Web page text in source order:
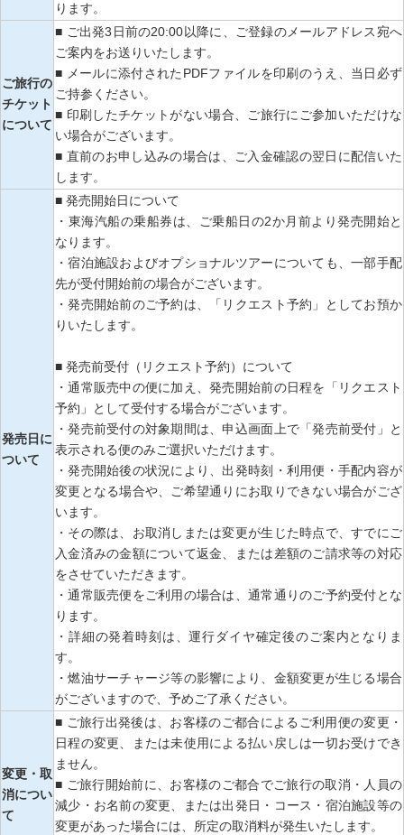
ります。
ご旅行の
チケット
について
■ ご出発3日前の20:00以降に、ご登録のメールアドレス宛へ
ご案内をお送りいたします。
■ メールに添付されたPDFファイルを印刷のうえ、当日必ず
ご持参ください。
■ 印刷したチケットがない場合、ご旅行にご参加いただけな
い場合がございます。
■ 直前のお申し込みの場合は、ご入金確認の翌日に配信いた
します。
発売日に
ついて
■ 発売開始日について
・東海汽船の乗船券は、ご乗船日の2か月前より発売開始と
なります。
・宿泊施設およびオプショナルツアーについても、一部手配
先が受付開始前の場合がございます。
・発売開始前のご予約は、「リクエスト予約」としてお預か
りいたします。
■ 発売前受付（リクエスト予約）について
・通常販売中の便に加え、発売開始前の日程を「リクエスト
予約」として受付する場合がございます。
・発売前受付の対象期間は、申込画面上で「発売前受付」と
表示される便のみご選択いただけます。
・発売開始後の状況により、出発時刻・利用便・手配内容が
変更となる場合や、ご希望通りにお取りできない場合がござ
います。
・その際は、お取消しまたは変更が生じた時点で、すでにご
入金済みの金額について返金、または差額のご請求等の対応
をさせていただきます。
・通常販売便をご利用の場合は、通常通りのご予約受付とな
ります。
・詳細の発着時刻は、運行ダイヤ確定後のご案内となりま
す。
・燃油サーチャージ等の影響により、金額変更が生じる場合
がございますので、予めご了承ください。
変更・取
消につい
て
■ ご旅行出発後は、お客様のご都合によるご利用便の変更・
日程の変更、または未使用による払い戻しは一切お受けでき
ません。
■ ご旅行開始前に、お客様のご都合でご旅行の取消・人員の
減少・お名前の変更、または出発日・コース・宿泊施設等の
変更があった場合には、所定の取消料が発生いたします。